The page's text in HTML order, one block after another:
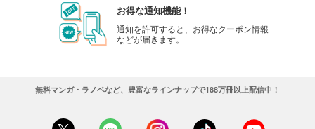
お得な通知機能！
通知を許可すると、お得なクーポン情報
などが届きます。
無料マンガ・ラノベなど、豊富なラインナップで188万冊以上配信中！